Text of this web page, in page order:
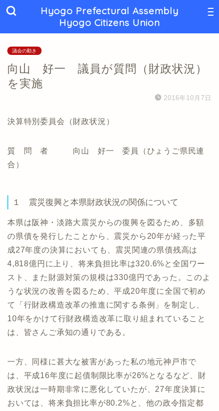
Hyogo Prefectural Assembly
Hyogo Citizens Union
議会の動き
向山 好一 議員が質問（財政状況）
を実施
2016年10月7日
決算特別委員会（財政状況）
質 問 者 向山 好一 委員（ひょうご県民連
合）
１ 震災復興と本県財政状況の関係について
本県は阪神・淡路大震災からの復興を図るため、多額
の県債を発行したことから、震災から20年が経った平
成27年度の決算においても、震災関連の県債残高は
4,818億円に上り、将来負担比率は320.6%と全国ワー
スト、また財源対策の規模は330億円であった。このよ
うな状況の改善を図るため、平成20年度に全国で初め
て「行財政構造改革の推進に関する条例」を制定し、
10年をかけて行財政構造改革に取り組まれていること
は、皆さんご承知の通りである。
一方、同様に甚大な被害があった私の地元神戸市で
は、平成16年度に起債制限比率が26%となるなど、財
政状況は一時期非常に悪化していたが、27年度決算に
おいては、将来負担比率が80.2%と、他の政令指定都